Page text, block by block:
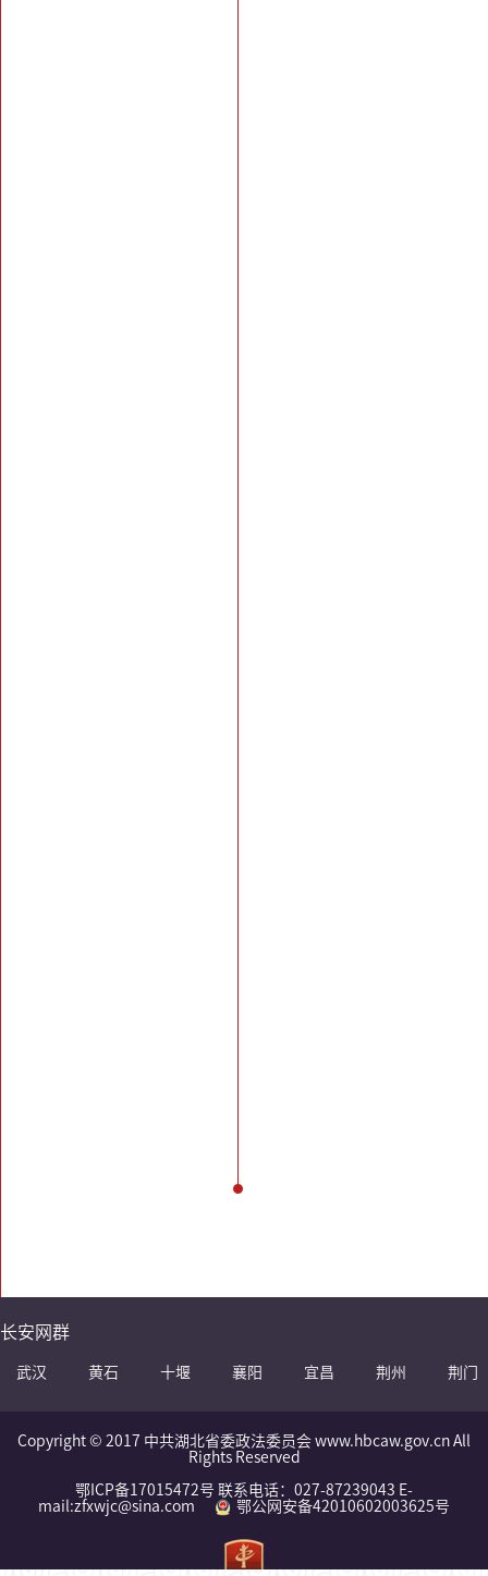
长安网群
武汉 黄石 十堰 襄阳 宜昌 荆州 荆门
Copyright © 2017 中共湖北省委政法委员会 www.hbcaw.gov.cn All
Rights Reserved
鄂ICP备17015472号 联系电话：027-87239043 E-
mail:zfxwjc@sina.com
鄂公网安备42010602003625号